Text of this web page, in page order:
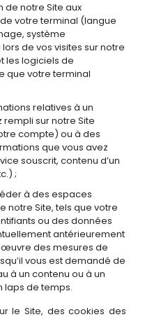
de notre Site aux
votre terminal (langue
système
de vos visites sur notre
les logiciels de
que votre terminal
relatives à un
sur notre Site
compte) ou à des
que vous avez
souscrit, contenu d’un
;
à des espaces
notre Site, tels que votre
ou des données
antérieurement
des mesures de
vous est demandé de
à un contenu ou à un
laps de temps.
le Site, des cookies des